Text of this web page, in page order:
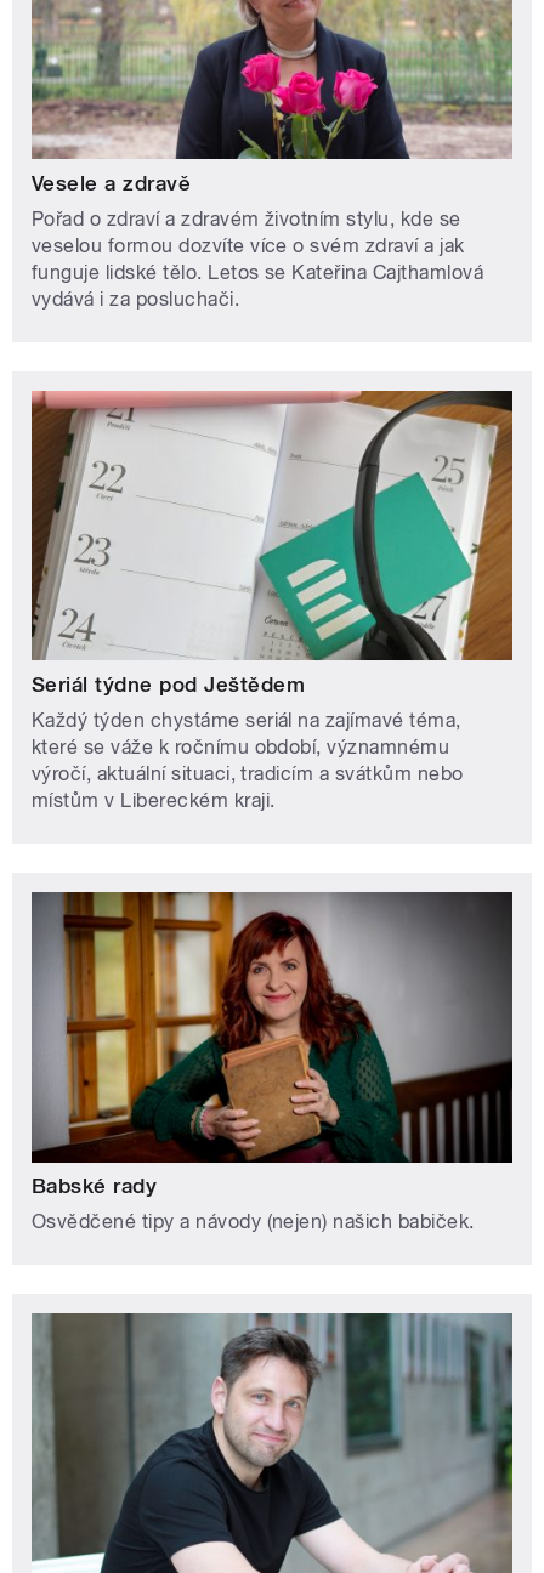
Vesele a zdravě
Pořad o zdraví a zdravém životním stylu, kde se
veselou formou dozvíte více o svém zdraví a jak
funguje lidské tělo. Letos se Kateřina Cajthamlová
vydává i za posluchači.
Seriál týdne pod Ještědem
Každý týden chystáme seriál na zajímavé téma,
které se váže k ročnímu období, významnému
výročí, aktuální situaci, tradicím a svátkům nebo
místům v Libereckém kraji.
Babské rady
Osvědčené tipy a návody (nejen) našich babiček.